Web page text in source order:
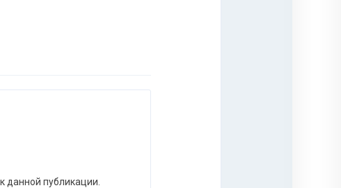
данной публикации.